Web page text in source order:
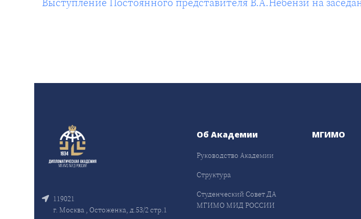
119021
г. Москва , Остоженка, д.53/2 стр.1
Об Академии
Руководство Академии
Структура
Студенческий Совет ДА
МГИМО МИД РОССИИ
МГИМО